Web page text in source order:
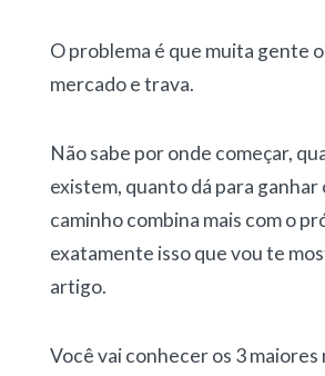
O problema é que muita gente
mercado e trava.
Não sabe por onde começar,
existem, quanto dá para ganhar
caminho combina mais com o
exatamente isso que vou te
artigo.
Você vai conhecer os 3 maiores